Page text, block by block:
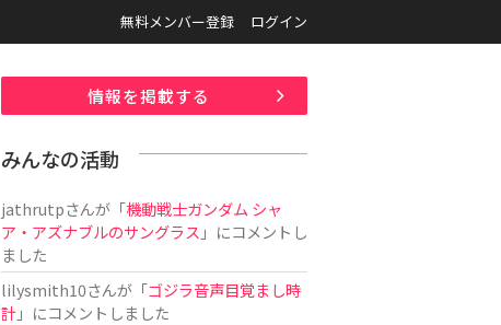
無料メンバー登録 ログイン
情報を掲載する
みんなの活動
jathrutpさんが「機動戦士ガンダム シャ
ア・アズナブルのサングラス 」にコメントし
ました
lilysmith10さんが「ゴジラ音声目覚まし時
計」にコメントしました